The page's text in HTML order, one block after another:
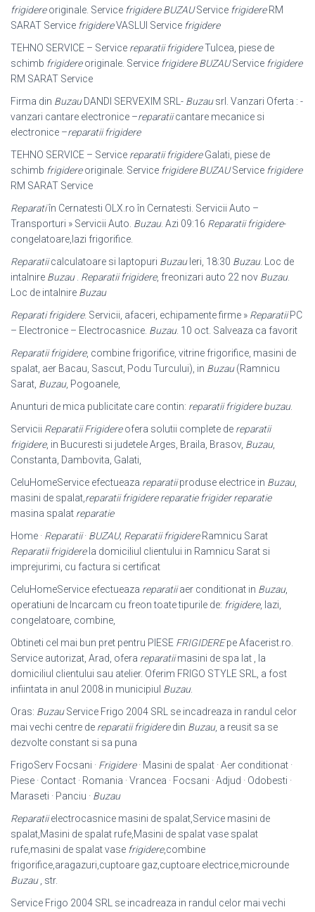
frigidereoriginale. Service frigidere BUZAUService frigidereRM
SARAT Service frigidereVASLUI Service frigidere
TEHNO SERVICE – Service reparatii frigidereTulcea, piese de
schimb frigidereoriginale. Service frigidere BUZAUService frigidere
RM SARAT Service
Firma din BuzauDANDI SERVEXIM SRL- Buzausrl. Vanzari Oferta : -
vanzari cantare electronice –reparatiicantare mecanice si
electronice –reparatii frigidere
TEHNO SERVICE – Service reparatii frigidereGalati, piese de
schimb frigidereoriginale. Service frigidere BUZAUService frigidere
RM SARAT Service
Reparatiîn Cernatesti OLX.ro în Cernatesti. Servicii Auto –
Transporturi » Servicii Auto. Buzau. Azi 09:16 Reparatii frigidere-
congelatoare,lazi frigorifice.
Reparatiicalculatoare si laptopuri BuzauIeri, 18:30 Buzau. Loc de
intalnire Buzau. Reparatii frigidere, freonizari auto 22 nov Buzau.
Loc de intalnire Buzau
Reparati frigidere. Servicii, afaceri, echipamente firme » ReparatiiPC
– Electronice – Electrocasnice. Buzau. 10 oct. Salveaza ca favorit
Reparatii frigidere, combine frigorifice, vitrine frigorifice, masini de
spalat, aer Bacau, Sascut, Podu Turcului), in Buzau(Ramnicu
Sarat, Buzau, Pogoanele,
Anunturi de mica publicitate care contin: reparatii frigidere buzau.
Servicii Reparatii Frigidereofera solutii complete de reparatii
frigidere, in Bucuresti si judetele Arges, Braila, Brasov, Buzau,
Constanta, Dambovita, Galati,
CeluHomeService efectueaza reparatiiproduse electrice in Buzau,
masini de spalat, reparatii frigidere reparatie frigider reparatie
masina spalat reparatie
Home · Reparatii· BUZAU; Reparatii frigidereRamnicu Sarat
Reparatii frigiderela domiciliul clientului in Ramnicu Sarat si
imprejurimi, cu factura si certificat
CeluHomeService efectueaza reparatiiaer conditionat in Buzau,
operatiuni de Incarcam cu freon toate tipurile de: frigidere, lazi,
congelatoare, combine,
Obtineti cel mai bun pret pentru PIESE FRIGIDEREpe Afacerist.ro.
Service autorizat, Arad, ofera reparatiimasini de spa lat , la
domiciliul clientului sau atelier. Oferim FRIGO STYLE SRL, a fost
infiintata in anul 2008 in municipiul Buzau.
Oras: BuzauService Frigo 2004 SRL se incadreaza in randul celor
mai vechi centre de reparatii frigideredin Buzau, a reusit sa se
dezvolte constant si sa puna
FrigoServ Focsani · Frigidere· Masini de spalat · Aer conditionat ·
Piese · Contact · Romania · Vrancea · Focsani · Adjud · Odobesti ·
Maraseti · Panciu · Buzau
Reparatiielectrocasnice masini de spalat,Service masini de
spalat,Masini de spalat rufe,Masini de spalat vase spalat
rufe,masini de spalat vase frigidere,combine
frigorifice,aragazuri,cuptoare gaz,cuptoare electrice,microunde
Buzau, str.
Service Frigo 2004 SRL se incadreaza in randul celor mai vechi